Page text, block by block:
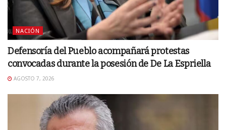
NACIÓN
Defensoría del Pueblo acompañará protestas
convocadas durante la posesión de De La Espriella
AGOSTO 7, 2026